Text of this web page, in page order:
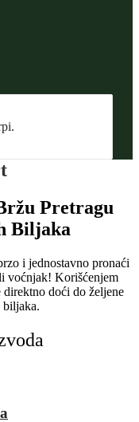
Pretragu
Biljaka
i jednostavno pronaći
voćnjak! Korišćenjem
direktno doći do željene
biljaka.